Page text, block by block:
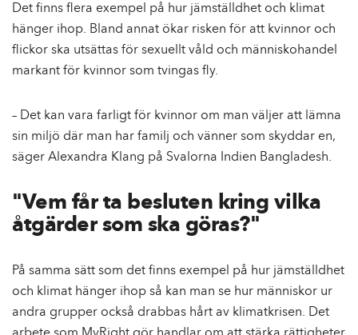
Det finns flera exempel på hur jämställdhet och klimat
hänger ihop. Bland annat ökar risken för att kvinnor och
flickor ska utsättas för sexuellt våld och människohandel
markant för kvinnor som tvingas fly.
– Det kan vara farligt för kvinnor om man väljer att lämna
sin miljö där man har familj och vänner som skyddar en,
säger Alexandra Klang på Svalorna Indien Bangladesh.
"Vem får ta besluten kring vilka
åtgärder som ska göras?"
På samma sätt som det finns exempel på hur jämställdhet
och klimat hänger ihop så kan man se hur människor ur
andra grupper också drabbas hårt av klimatkrisen. Det